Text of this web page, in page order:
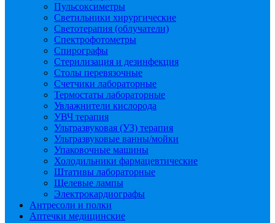
Пульсоксиметры
Светильники хирургические
Светотерапия (облучатели)
Спектрофотометры
Спирографы
Стерилизация и дезинфекция
Столы перевязочные
Счетчики лабораторные
Термостаты лабораторные
Увлажнители кислорода
УВЧ терапия
Ультразвуковая (УЗ) терапия
Ультразвуковые ванны/мойки
Упаковочные машины
Холодильники фармацевтические
Штативы лабораторные
Щелевые лампы
Электрокардиографы
Антресоли и полки
Аптечки медицинские